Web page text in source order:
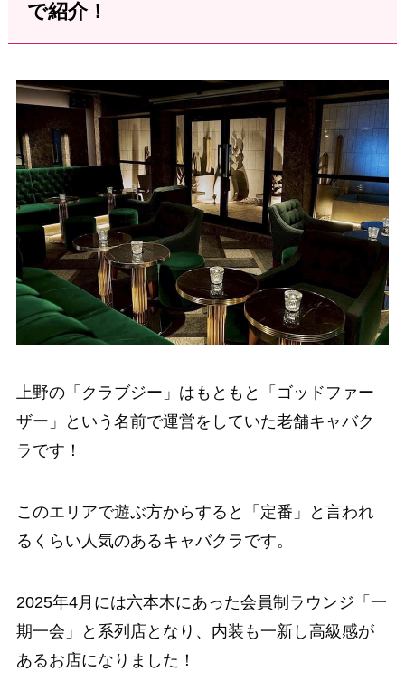
で紹介！
上野の「クラブジー」はもともと「ゴッドファー
ザー」という名前で運営をしていた老舗キャバク
ラです！
このエリアで遊ぶ方からすると「定番」と言われ
るくらい人気のあるキャバクラです。
2025年4月には六本木にあった会員制ラウンジ「一
期一会」と系列店となり、内装も一新し高級感が
あるお店になりました！